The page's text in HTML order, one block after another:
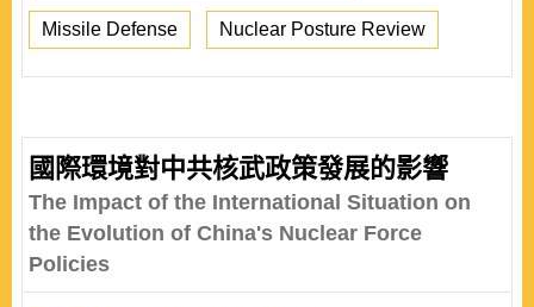
Missile Defense Nuclear Posture Review
國際環境對中共核武政策發展的影響
The Impact of the International Situation on
the Evolution of China's Nuclear Force
Policies